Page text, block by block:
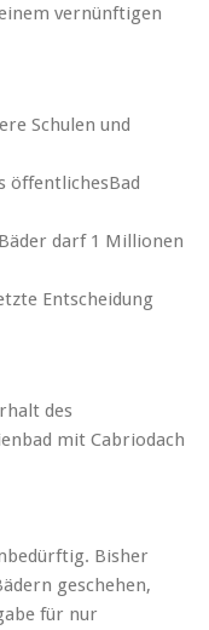
vernünftigen
Schulen und
öffentlichesBad
darf 1 Millionen
Entscheidung
des
mit Cabriodach
Bisher
geschehen,
für nur